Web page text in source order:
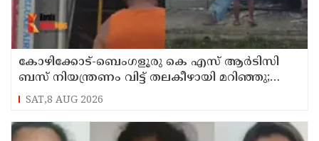
കോഴിക്കോട്-ബെംഗളൂരു കെ എസ് ആര്‍ടിസി
ബസ് നിയന്ത്രണം വിട്ട് തലകീഴായി മറിഞ്ഞു;
ഡ്രൈവര്‍ക്കും കണ്ടക്ടര്‍ക്കും ദാരുണാന്ത്യം
SAT,8 AUG 2026